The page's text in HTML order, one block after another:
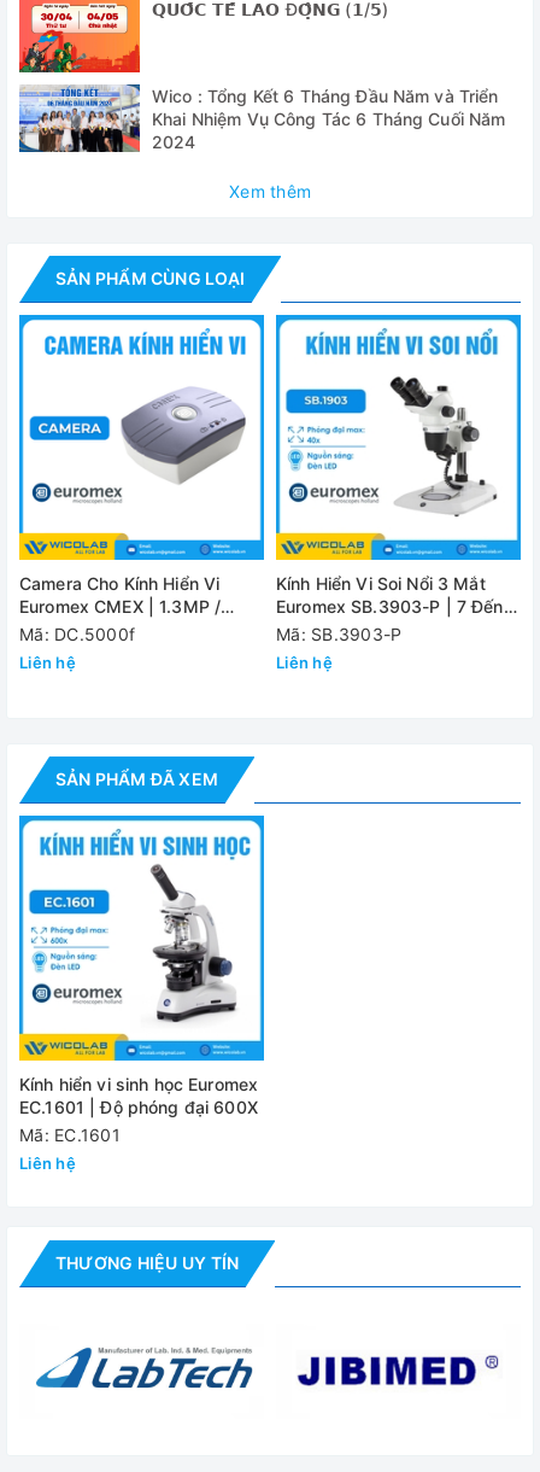
- Tài liệu hướng dẫn sử dụng
Thông số kỹ thuật
Model
Tối đa 400 lần khi dùng với thị kính 10X
Mâm xoay lắp
vật kính
4 vật kính, xoay tròn 360 độ
0.65, S60x N.A. 0.85
Cơ cấu chỉnh
ảnh 2 cấp
chỉnh tinh và chỉnh thô loại đồng trục bố
tác. Có 200 mức điều chỉnh, độ chính
2.5mm/lần xoay. Khoảng cách điều
chỉnh tối đa không làm hỏng vật kính và
sa trượt
123 x 128mm. Bàn sa trượt di chuyển
Bộ tụ quang
Bộ tụ quang Abbe N.A. 1.25, có thể
(chỉnh màn chắn sáng) và bộ phận giữ
Nguồn điện 220 V/50Hz
Đánh giá
𝗤𝗨𝗢̂́𝗖 𝗧𝗘̂́ 𝗟𝗔𝗢 Đ𝗢̣̂𝗡𝗚 (𝟭/𝟱)
Wico : Tổng Kết 6 Tháng Đầu Năm và Triển
Khai Nhiệm Vụ Công Tác 6 Tháng Cuối Năm
2024
Xem thêm
SẢN PHẨM CÙNG LOẠI
Camera Cho Kính Hiển Vi
Euromex CMEX | 1.3MP /
2MP/ 5MP / 12MP
Mã: DC.5000f
Liên hệ
Kính Hiển Vi Soi Nổi 3 Mắt
Euromex SB.3903-P | 7 Đến
45 Lần
Mã: SB.3903-P
Liên hệ
SẢN PHẨM ĐÃ XEM
Kính hiển vi sinh học Euromex
EC.1601 | Độ phóng đại 600X
Mã: EC.1601
Liên hệ
THƯƠNG HIỆU UY TÍN